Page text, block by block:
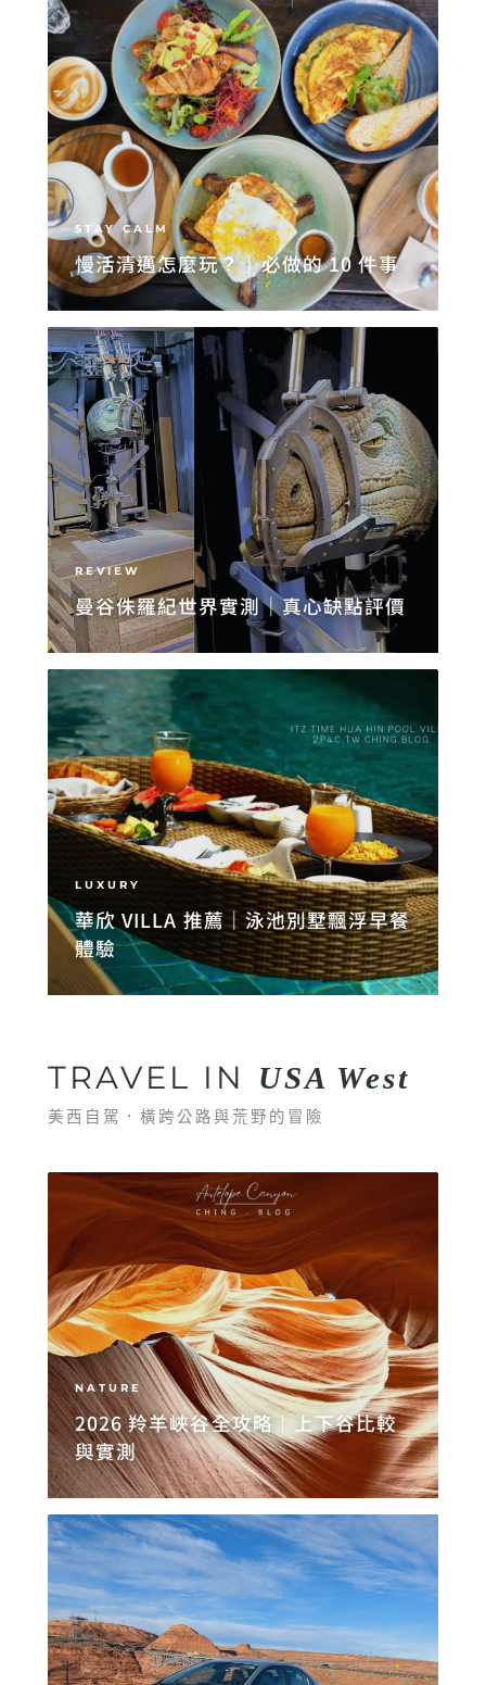
STAY CALM
慢活清邁怎麼玩？｜必做的 10 件事
REVIEW
曼谷侏羅紀世界實測｜真心缺點評價
LUXURY
華欣 VILLA 推薦｜泳池別墅飄浮早餐
體驗
TRAVEL IN USA West
美西自駕．橫跨公路與荒野的冒險
NATURE
2026 羚羊峽谷全攻略｜上下谷比較
與實測